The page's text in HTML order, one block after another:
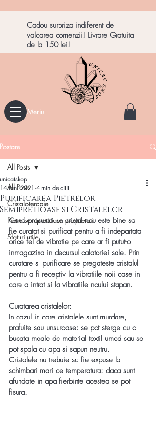
Cadou surpriza indiferent de
valoarea comenzii! Livrare Gratuita
de la 150 lei!
Meniu
Postare
All Posts
Cristaloterapie
Pietre semipretioase proprietati
Sfaturi utile
All Posts
Purificarea Pietrelor
Semipretioase si Cristalelor
unicatshop
14 ian. 2021 4 min de citit
Cand procurati un cristal nou este bine sa
fie curatat si purificat pentru a fi indepartata
orice fel de vibratie pe care ar fi putut-o
inmagazina in decursul calatoriei sale. Prin
curatare si purificare se pregateste cristalul
pentru a fi receptiv la vibratiile noii case in
care a intrat si la vibratiile noului stapan.
Curatarea cristalelor:
In cazul in care cristalele sunt murdare,
prafuite sau unsuroase: se pot sterge cu o
bucata moale de material textil umed sau se
pot spala cu apa si sapun neutru.
Cristalele nu trebuie sa fie expuse la
schimbari mari de temperatura: daca sunt
afundate in apa fierbinte acestea se pot
fisura.